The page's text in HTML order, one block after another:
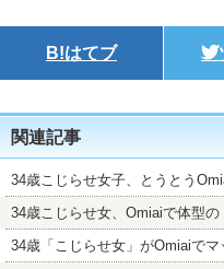
B!はてブ
関連記事
34歳こじらせ女子、とうとう
34歳こじらせ女、Omiaiで体型
34歳「こじらせ女」がOmiaiで